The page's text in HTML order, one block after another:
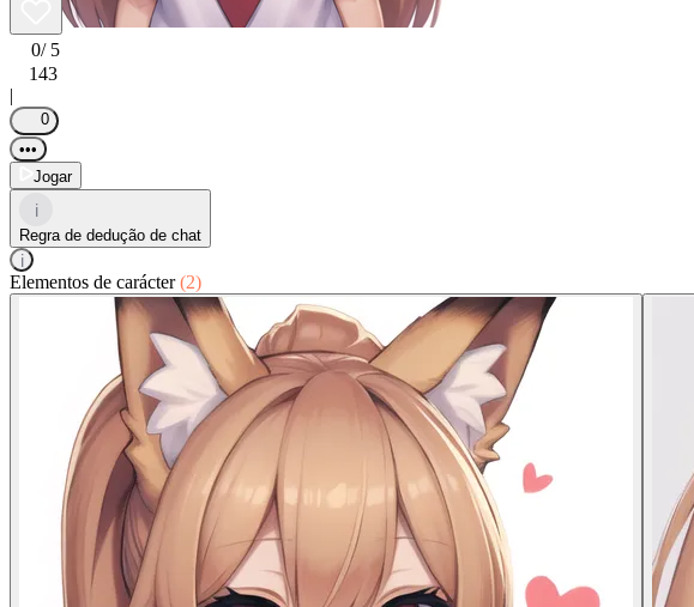
0/ 5
143
|
0
•••
Jogar
i
Regra de dedução de chat
i
Elementos de carácter(2)